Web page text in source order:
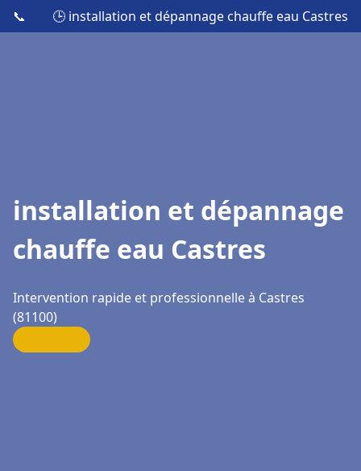
📞 🕒 installation et dépannage chauffe eau Castres
installation et dépannage
chauffe eau Castres
Intervention rapide et professionnelle à Castres
(81100)